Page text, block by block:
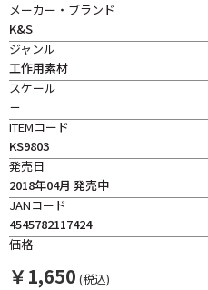
メーカー・ブランド
K&S
ジャンル
工作用素材
スケール
－
ITEMコード
KS9803
発売日
2018年04月 発売中
JANコード
4545782117424
価格
￥1,650 (税込)